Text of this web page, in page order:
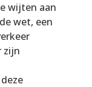
wijten aan
wet, een
zijn